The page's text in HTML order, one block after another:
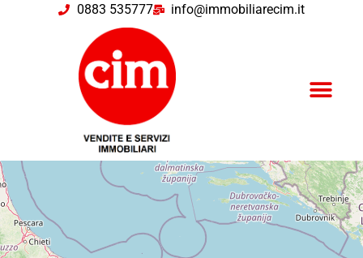
0883 535777 info@immobiliarecim.it